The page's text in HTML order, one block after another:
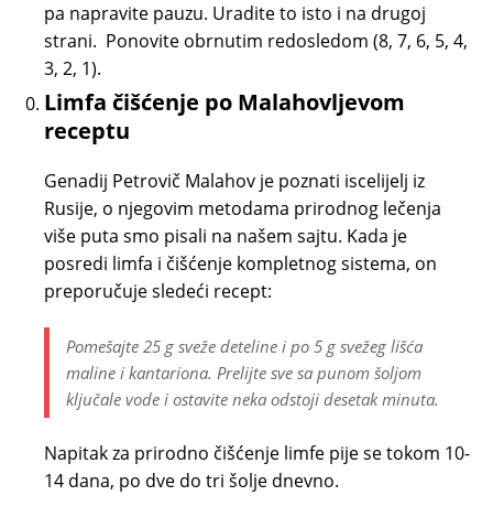
pa napravite pauzu. Uradite to isto i na drugoj
strani. Ponovite obrnutim redosledom (8, 7, 6, 5, 4,
3, 2, 1).
Limfa čišćenje po Malahovljevom
receptu
Genadij Petrovič Malahov je poznati iscelijelj iz
Rusije, o njegovim metodama prirodnog lečenja
više puta smo pisali na našem sajtu. Kada je
posredi limfa i čišćenje kompletnog sistema, on
preporučuje sledeći recept:
Pomešajte 25 g sveže deteline i po 5 g svežeg lišća
maline i kantariona. Prelijte sve sa punom šoljom
ključale vode i ostavite neka odstoji desetak minuta.
Napitak za prirodno čišćenje limfe pije se tokom 10-
14 dana, po dve do tri šolje dnevno.